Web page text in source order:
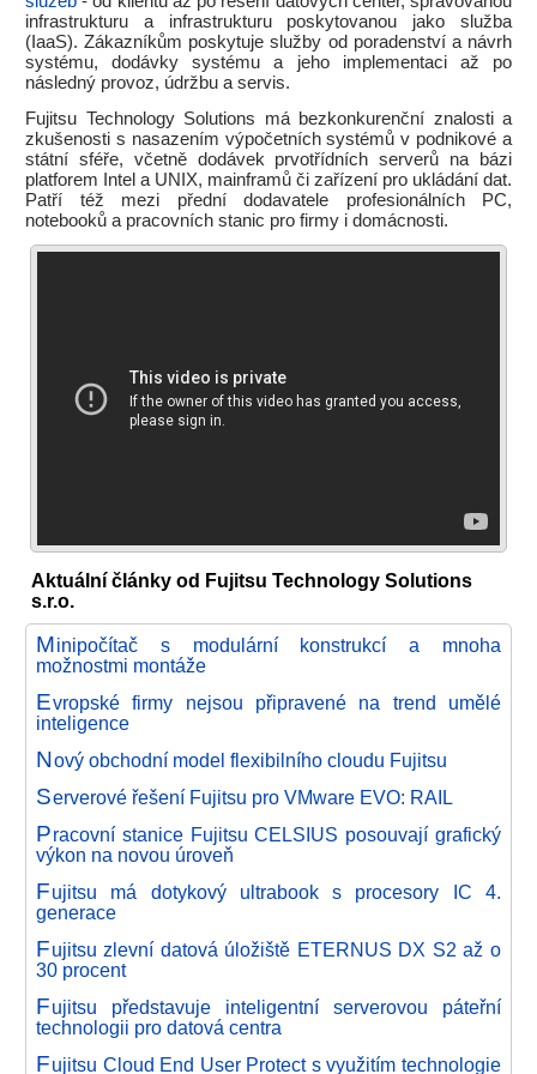
infrastrukturu a infrastrukturu poskytovanou jako služba
(IaaS). Zákazníkům poskytuje služby od poradenství a návrh
systému, dodávky systému a jeho implementaci až po
následný provoz, údržbu a servis.
Fujitsu Technology Solutions má bezkonkurenční znalosti a
zkušenosti s nasazením výpočetních systémů v podnikové a
státní sféře, včetně dodávek prvotřídních serverů na bázi
platforem Intel a UNIX, mainframů či zařízení pro ukládání dat.
Patří též mezi přední dodavatele profesionálních PC,
notebooků a pracovních stanic pro firmy i domácnosti.
Aktuální články od Fujitsu Technology Solutions
s.r.o.
Minipočítač s modulární konstrukcí a mnoha
možnostmi montáže
Evropské firmy nejsou připravené na trend umělé
inteligence
Nový obchodní model flexibilního cloudu Fujitsu
Serverové řešení Fujitsu pro VMware EVO: RAIL
Pracovní stanice Fujitsu CELSIUS posouvají grafický
výkon na novou úroveň
Fujitsu má dotykový ultrabook s procesory IC 4.
generace
Fujitsu zlevní datová úložiště ETERNUS DX S2 až o
30 procent
Fujitsu představuje inteligentní serverovou páteřní
technologii pro datová centra
Fujitsu Cloud End User Protect s využitím technologie